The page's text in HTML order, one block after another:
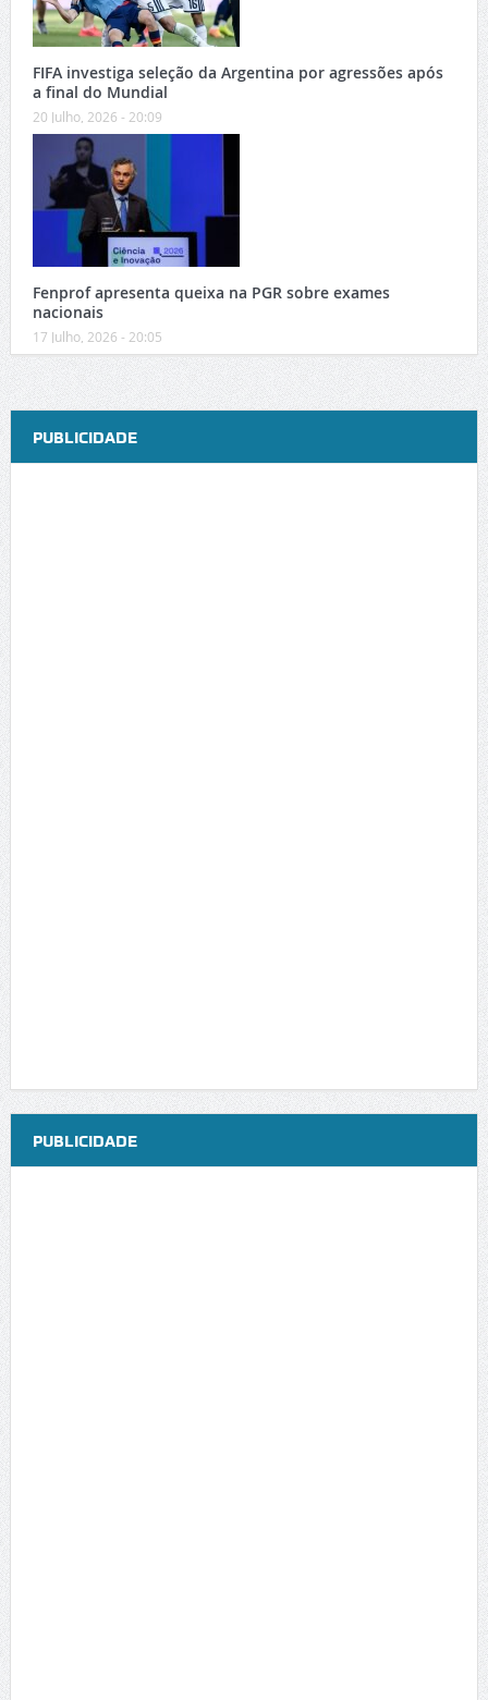
FIFA investiga seleção da Argentina por agressões após
a final do Mundial
20 Julho, 2026 - 20:09
Fenprof apresenta queixa na PGR sobre exames
nacionais
17 Julho, 2026 - 20:05
PUBLICIDADE
PUBLICIDADE